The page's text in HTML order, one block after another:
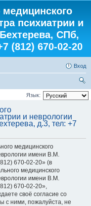
психиатрии и
СПб,
(812) 670-02-20
Вход
ои
Язык:
и неврологии
д.3, тел: +7
медицинского
имени В.М.
670-02-20» (в
медицинского
имени В.М.
670-02-20»,
своё согласие со
с ними, пожалуйста, не